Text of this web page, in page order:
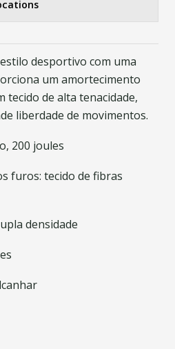
desportivo com uma
um amortecimento
tecido de alta tenacidade,
liberdade de movimentos.
200 joules
furos: tecido de fibras
densidade